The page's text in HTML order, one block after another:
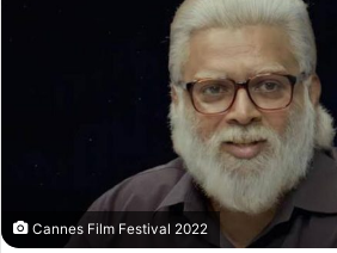
l
Cannes Film Festival 2022